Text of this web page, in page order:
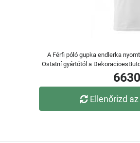
A Férfi póló gupka endlerka
Ostatní gyártótól a
Ellenőrizd